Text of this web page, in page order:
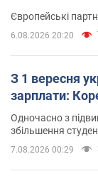
Європейські
6.08.2026 20:20
З 1 вересня
зарплати:
Одночасно з
збільшення
7.08.2026 00:29